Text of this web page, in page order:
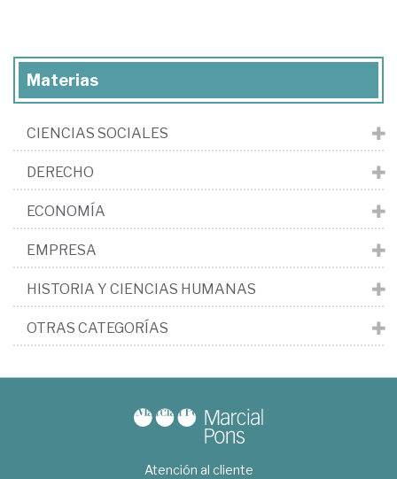
Materias
CIENCIAS SOCIALES
DERECHO
ECONOMÍA
EMPRESA
HISTORIA Y CIENCIAS HUMANAS
OTRAS CATEGORÍAS
Atención al cliente